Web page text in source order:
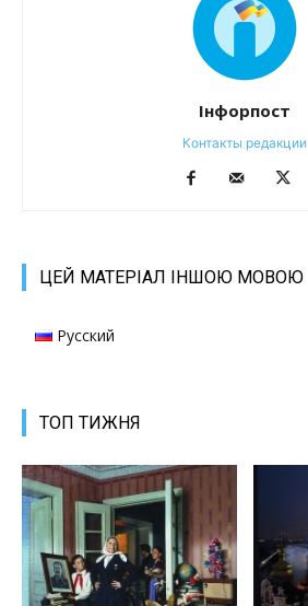
Інфорпост
Контакты редакции
ЦЕЙ МАТЕРІАЛ ІНШОЮ МОВОЮ
Русский
ТОП ТИЖНЯ